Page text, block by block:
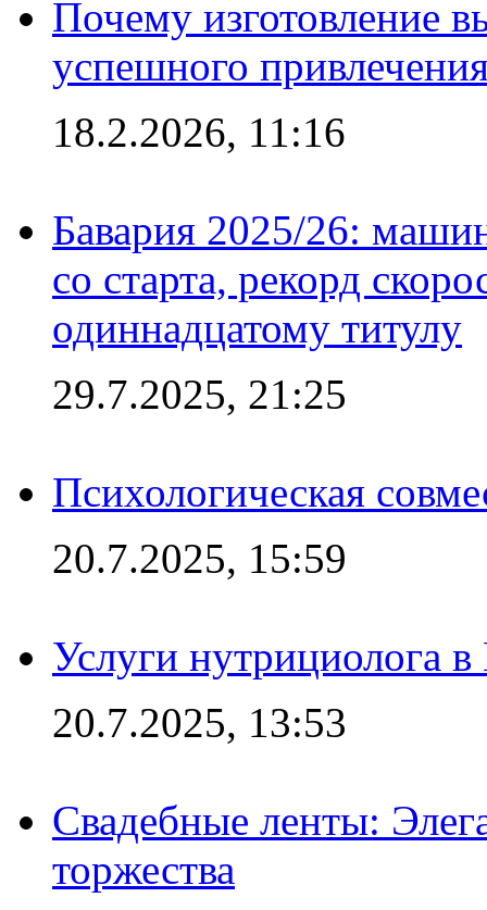
Почему изготовление
успешного
18.2.2026, 11:16
Бавария 2025/26:
со старта, рекорд
одиннадцатому титулу
29.7.2025, 21:25
Психологическая
20.7.2025, 15:59
Услуги нутрициолога
20.7.2025, 13:53
Свадебные ленты:
торжества